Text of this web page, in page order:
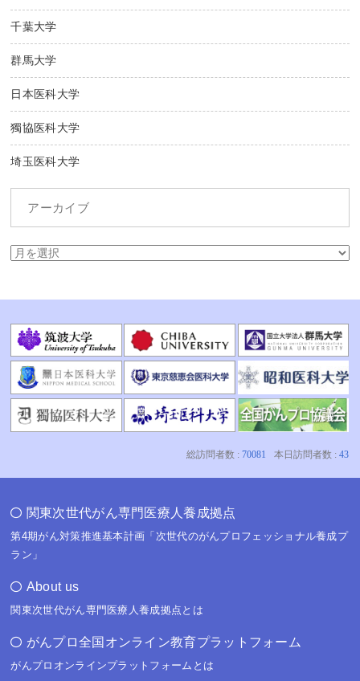
千葉大学
群馬大学
日本医科大学
獨協医科大学
埼玉医科大学
アーカイブ
関東次世代がん専門医療人養成拠点
第4期がん対策推進基本計画「次世代のがんプロフェッショナル養成プ
ラン」
About us
関東次世代がん専門医療人養成拠点とは
がんプロ全国オンライン教育プラットフォーム
がんプロオンラインプラットフォームとは